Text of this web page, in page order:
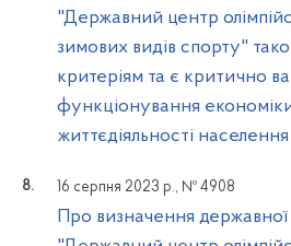
"Державний центр
зимових видів спорту"
критеріям та є критично
функціонування
життєдіяльності
16 серпня 2023 р., № 4908
Про визначення державної